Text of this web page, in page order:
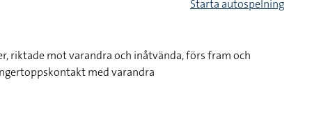
Starta autospelning
riktade mot varandra och inåtvända, förs fram och
med varandra